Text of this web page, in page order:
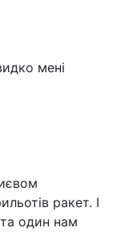
мені
ракет. І
та один нам